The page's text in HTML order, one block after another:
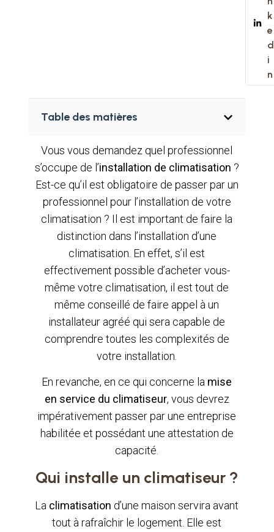
k
e
d
i
n
Table des matières
Vous vous demandez quel professionnel
s’occupe de l’installation de climatisation ?
Est-ce qu’il est obligatoire de passer par un
professionnel pour l’installation de votre
climatisation ? Il est important de faire la
distinction dans l’installation d’une
climatisation. En effet, s’il est
effectivement possible d’acheter vous-
même votre climatisation, il est tout de
même conseillé de faire appel à un
installateur agréé qui sera capable de
comprendre toutes les complexités de
votre installation.
En revanche, en ce qui concerne la mise
en service du climatiseur, vous devrez
impérativement passer par une entreprise
habilitée et possédant une attestation de
capacité.
Qui installe un climatiseur ?
La climatisation d’une maison servira avant
tout à rafraîchir le logement. Elle est